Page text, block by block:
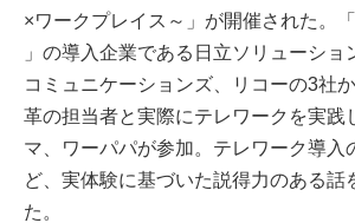
×ワークプレイス～」が開催された。
」の導入企業である日立ソリューショ
コミュニケーションズ、リコーの3社
革の担当者と実際にテレワークを実践
マ、ワーパパが参加。テレワーク導入
ど、実体験に基づいた説得力のある話
た。